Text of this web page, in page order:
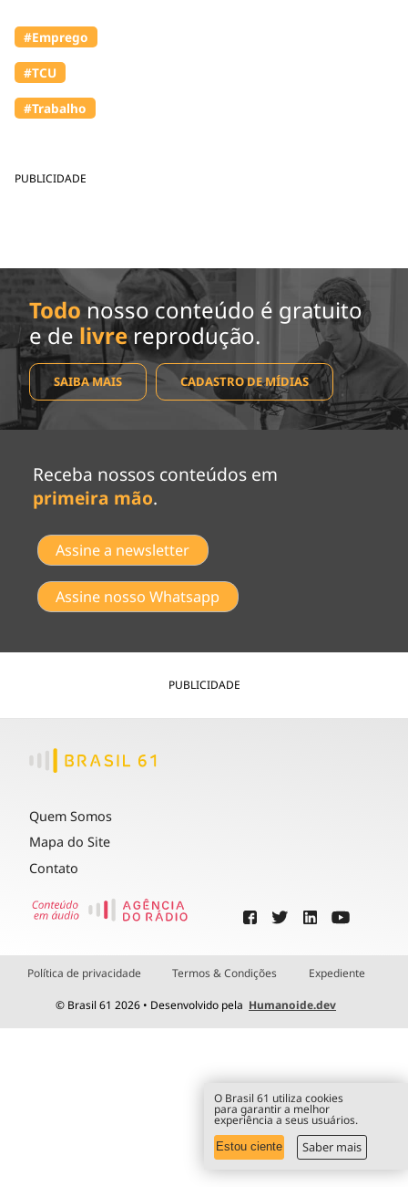
PUBLICIDADE
#Emprego
#TCU
#Trabalho
Todo nosso conteúdo é gratuito
e de livrereprodução.
SAIBA MAIS CADASTRO DE MÍDIAS
Receba nossos conteúdos em
primeira mão.
Assine a newsletter
Assine nosso Whatsapp
PUBLICIDADE
Quem Somos
Mapa do Site
Contato
Política de privacidade Termos & Condições Expediente
© Brasil 61 2026 • Desenvolvido pela Humanoide.dev
O Brasil 61 utiliza cookies
para garantir a melhor
experiência a seus usuários.
Estou ciente Saber mais